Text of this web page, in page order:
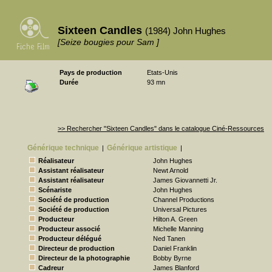
Sixteen Candles (1984) John Hughes
[Seize bougies pour Sam ]
Pays de production
Etats-Unis
Durée
93 mn
>> Rechercher "Sixteen Candles" dans le catalogue Ciné-Ressources
Générique technique | Générique artistique |
Réalisateur
John Hughes
Assistant réalisateur
Newt Arnold
Assistant réalisateur
James Giovannetti Jr.
Scénariste
John Hughes
Société de production
Channel Productions
Société de production
Universal Pictures
Producteur
Hilton A. Green
Producteur associé
Michelle Manning
Producteur délégué
Ned Tanen
Directeur de production
Daniel Franklin
Directeur de la photographie
Bobby Byrne
Cadreur
James Blanford